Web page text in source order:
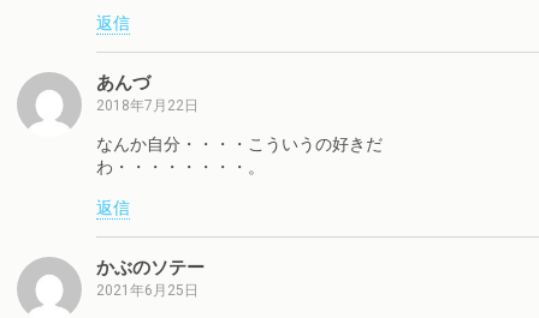
返信
あんづ
2018年7月22日
なんか自分・・・・こういうの好きだ
わ・・・・・・・・。
返信
かぶのソテー
2021年6月25日